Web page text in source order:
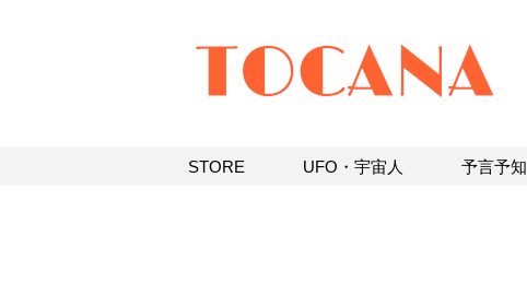
STORE UFO・宇宙人 予言予知